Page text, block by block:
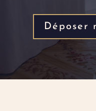
Déposer